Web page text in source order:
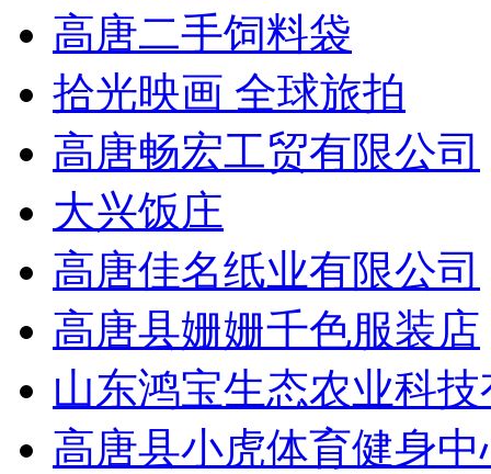
高唐二手饲料袋
拾光映画 全球旅拍
高唐畅宏工贸有限公司
大兴饭庄
高唐佳名纸业有限公司
高唐县姗姗千色服装店
山东鸿宝生态农业科
高唐县小虎体育健身中